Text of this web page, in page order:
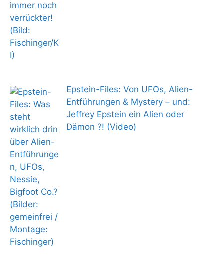
Epstein-Files: Von UFOs, Alien-
Entführungen & Mystery – und:
Jeffrey Epstein ein Alien oder
Dämon ?! (Video)